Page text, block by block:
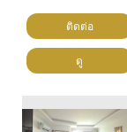
ติดต่อ
ดู